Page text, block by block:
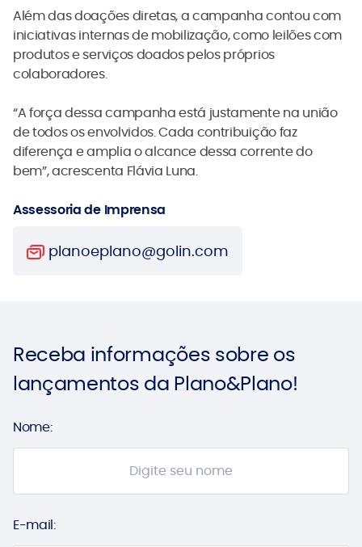
Além das doações diretas, a campanha contou com
iniciativas internas de mobilização, como leilões com
produtos e serviços doados pelos próprios
colaboradores.
“A força dessa campanha está justamente na união
de todos os envolvidos. Cada contribuição faz
diferença e amplia o alcance dessa corrente do
bem”, acrescenta Flávia Luna.
Assessoria de Imprensa
planoeplano@golin.com
Receba informações sobre os
lançamentos da Plano&Plano!
Nome:
E-mail: